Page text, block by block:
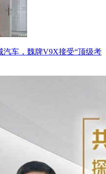
车，魏牌V9X接受“顶级考